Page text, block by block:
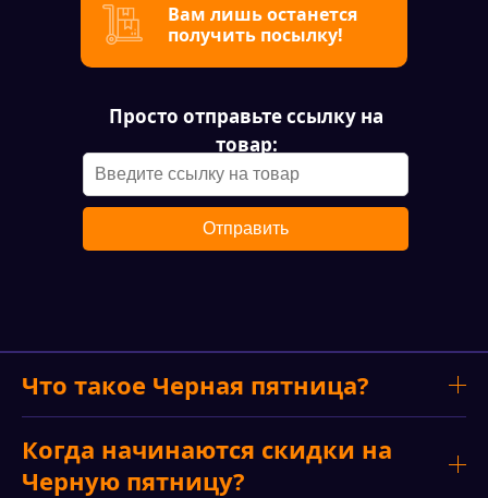
Отправить
Просто отправьте ссылку на
товар:
Вам лишь останется
получить посылку!
Что такое Черная пятница?
Когда начинаются скидки на
Черную пятницу?